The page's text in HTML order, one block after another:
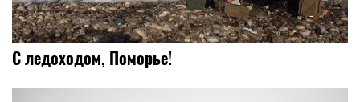
С ледоходом, Поморье!